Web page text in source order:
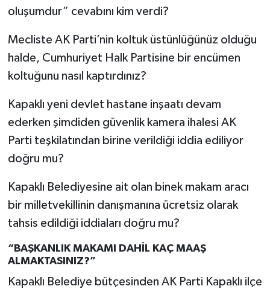
oluşumdur” cevabını kim verdi?
Mecliste AK Parti’nin koltuk üstünlüğünüz olduğu
halde, Cumhuriyet Halk Partisine bir encümen
koltuğunu nasıl kaptırdınız?
Kapaklı yeni devlet hastane inşaatı devam
ederken şimdiden güvenlik kamera ihalesi AK
Parti teşkilatından birine verildiği iddia ediliyor
doğru mu?
Kapaklı Belediyesine ait olan binek makam aracı
bir milletvekillinin danışmanına ücretsiz olarak
tahsis edildiği iddiaları doğru mu?
“BAŞKANLIK MAKAMI DAHİL KAÇ MAAŞ
ALMAKTASINIZ?”
Kapaklı Belediye bütçesinden AK Parti Kapaklı ilçe